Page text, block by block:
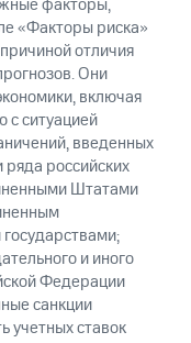
факторы,
«Факторы риска»
отличия
Они
включая
с ситуацией
введенных
российских
Штатами
и иного
Федерации
санкции
учетных ставок